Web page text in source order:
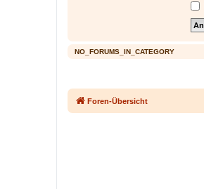
NO_FORUMS_IN_CATEGORY
Foren-Übersicht